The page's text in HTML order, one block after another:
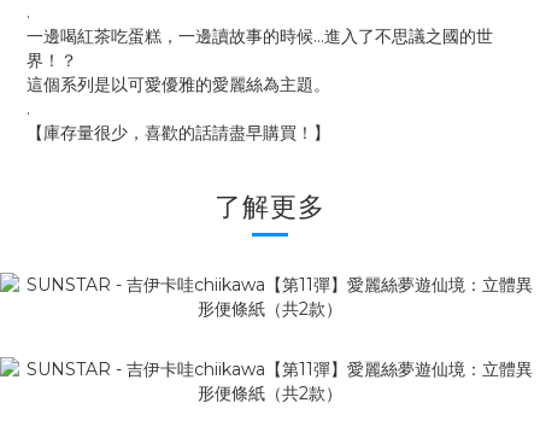
.
一邊喝紅茶吃蛋糕，一邊讀故事的時候…進入了不思議之國的世
界！？
這個系列是以可愛優雅的愛麗絲為主題。
.
【庫存量很少，喜歡的話請盡早購買！】
了解更多